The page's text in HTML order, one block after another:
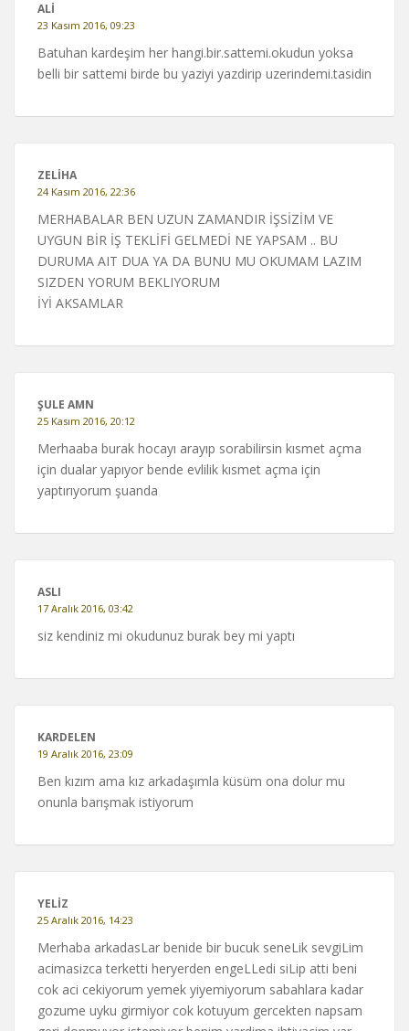
ALI
23 Kasım 2016, 09:23
Batuhan kardeşim her hangi.bir.sattemi.okudun yoksa
belli bir sattemi birde bu yaziyi yazdirip uzerindemi.tasidin
ZELİHA
24 Kasım 2016, 22:36
MERHABALAR BEN UZUN ZAMANDIR İŞSİZİM VE
UYGUN BİR İŞ TEKLİFİ GELMEDİ NE YAPSAM .. BU
DURUMA AIT DUA YA DA BUNU MU OKUMAM LAZIM
SIZDEN YORUM BEKLIYORUM
İYİ AKSAMLAR
ŞULE AMN
25 Kasım 2016, 20:12
Merhaaba burak hocayı arayıp sorabilirsin kısmet açma
için dualar yapıyor bende evlilik kısmet açma için
yaptırıyorum şuanda
ASLI
17 Aralık 2016, 03:42
siz kendiniz mi okudunuz burak bey mi yaptı
KARDELEN
19 Aralık 2016, 23:09
Ben kızım ama kız arkadaşımla küsüm ona dolur mu
onunla barışmak istiyorum
YELIZ
25 Aralık 2016, 14:23
Merhaba arkadasLar benide bir bucuk seneLik sevgiLim
acimasizca terketti heryerden engeLLedi siLip atti beni
cok aci cekiyorum yemek yiyemiyorum sabahlara kadar
gozume uyku girmiyor cok kotuyum gercekten napsam